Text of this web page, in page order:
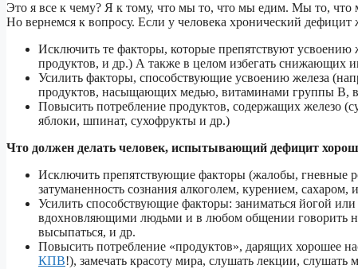
Это я все к чему? Я к тому, что мы то, что мы едим. Мы то,
Но вернемся к вопросу. Если у человека хронический дефицит
Исключить те факторы, которые препятствуют
продуктов, и др.) А также в целом избегать снижающих
Усилить факторы, способствующие усвоению железа
продуктов, насыщающих медью, витаминами группы В,
Повысить потребление продуктов, содержащих железо
яблоки, шпинат, сухофрукты и др.)
Что должен делать человек, испытывающий дефицит
Исключить препятствующие факторы (жалобы, гневные
затуманенность сознания алкоголем, курением, сахаром,
Усилить способствующие факторы: заниматься йогой
вдохновляющими людьми и в любом общении говорить
высыпаться, и др.
Повысить потребление «продуктов», дарящих хорошее
КПВ!), замечать красоту мира, слушать лекции, слушать